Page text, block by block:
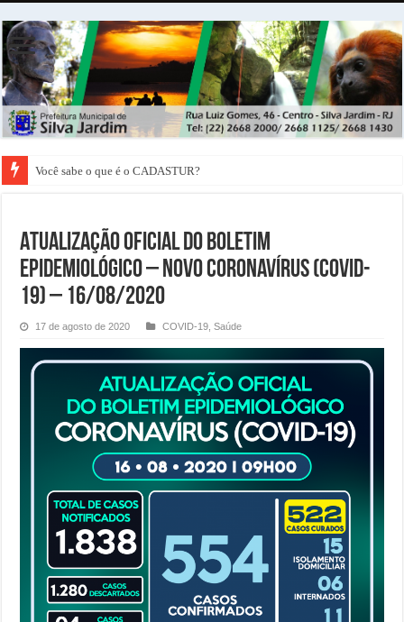
Você sabe o que é o CADASTUR?
ATUALIZAÇÃO OFICIAL DO BOLETIM
EPIDEMIOLÓGICO – NOVO CORONAVÍRUS (COVID-
19) – 16/08/2020
17 de agosto de 2020 COVID-19 ,Saúde